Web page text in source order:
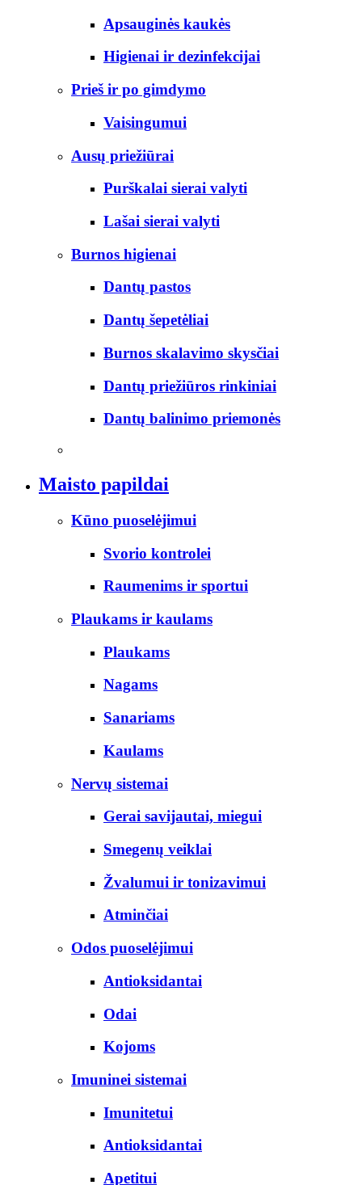
Apsauginės kaukės
Higienai ir dezinfekcijai
Prieš ir po gimdymo
Vaisingumui
Ausų priežiūrai
Purškalai sierai valyti
Lašai sierai valyti
Burnos higienai
Dantų pastos
Dantų šepetėliai
Burnos skalavimo skysčiai
Dantų priežiūros rinkiniai
Dantų balinimo priemonės
Maisto papildai
Kūno puoselėjimui
Svorio kontrolei
Raumenims ir sportui
Plaukams ir kaulams
Plaukams
Nagams
Sanariams
Kaulams
Nervų sistemai
Gerai savijautai, miegui
Smegenų veiklai
Žvalumui ir tonizavimui
Atminčiai
Odos puoselėjimui
Antioksidantai
Odai
Kojoms
Imuninei sistemai
Imunitetui
Antioksidantai
Apetitui